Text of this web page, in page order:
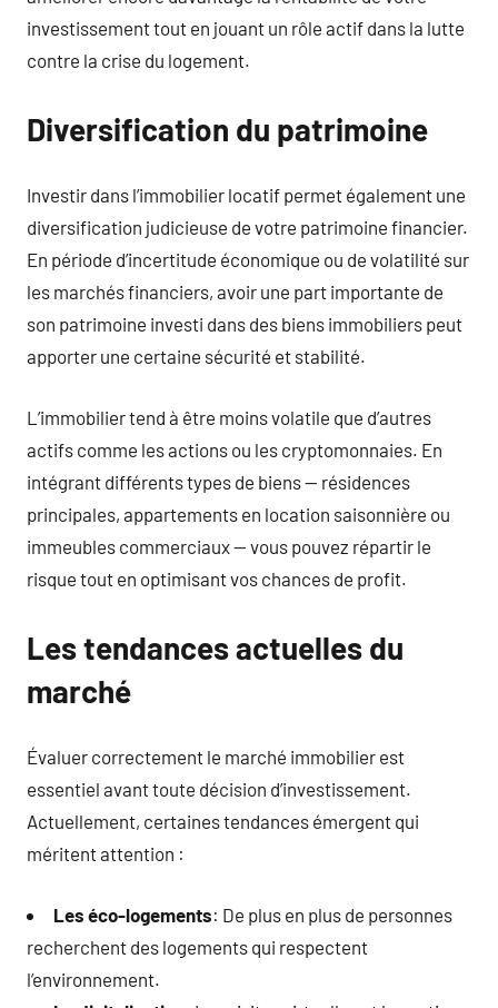
investissement tout en jouant un rôle actif dans la lutte
contre la crise du logement.
Diversification du patrimoine
Investir dans l’immobilier locatif permet également une
diversification judicieuse de votre patrimoine financier.
En période d’incertitude économique ou de volatilité sur
les marchés financiers, avoir une part importante de
son patrimoine investi dans des biens immobiliers peut
apporter une certaine sécurité et stabilité.
L’immobilier tend à être moins volatile que d’autres
actifs comme les actions ou les cryptomonnaies. En
intégrant différents types de biens — résidences
principales, appartements en location saisonnière ou
immeubles commerciaux — vous pouvez répartir le
risque tout en optimisant vos chances de profit.
Les tendances actuelles du
marché
Évaluer correctement le marché immobilier est
essentiel avant toute décision d’investissement.
Actuellement, certaines tendances émergent qui
méritent attention :
Les éco-logements: De plus en plus de personnes
recherchent des logements qui respectent
l’environnement.